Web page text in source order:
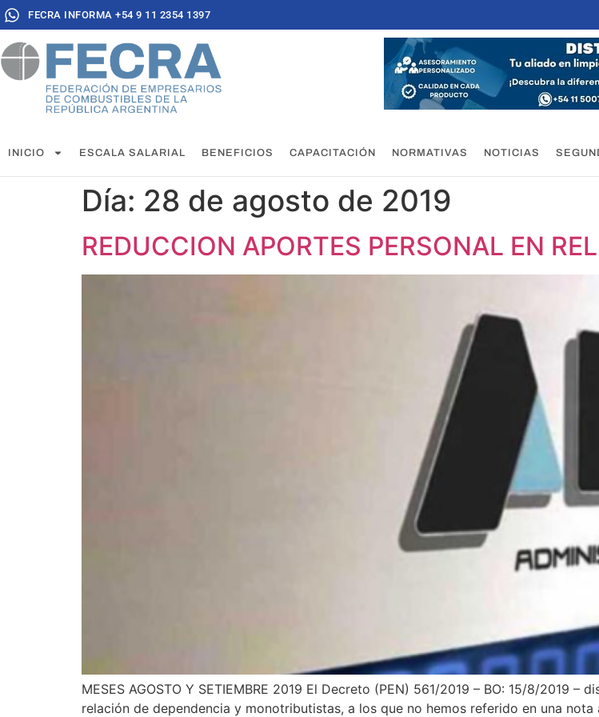
FECRA INFORMA +54 9 11 2354 1397
INICIO ESCALA SALARIAL BENEFICIOS CAPACITACIÓN NORMATIVAS NOTICIAS
Día: 28 de agosto de 2019
REDUCCION APORTES PERSONAL EN
MESES AGOSTO Y SETIEMBRE 2019 El Decreto (PEN) 561/2019 – BO: 15/8/2019
relación de dependencia y monotributistas, a los que no hemos referido en una